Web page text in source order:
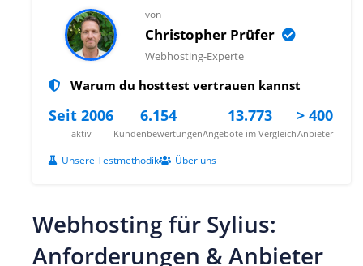
von
Christopher Prüfer
Webhosting-Experte
Warum du hosttest vertrauen kannst
Seit 2006
aktiv
6.154
Kundenbewertungen
13.773
Angebote im Vergleich
> 400
Anbieter
Unsere Testmethodik Über uns
Webhosting für Sylius:
Anforderungen & Anbieter